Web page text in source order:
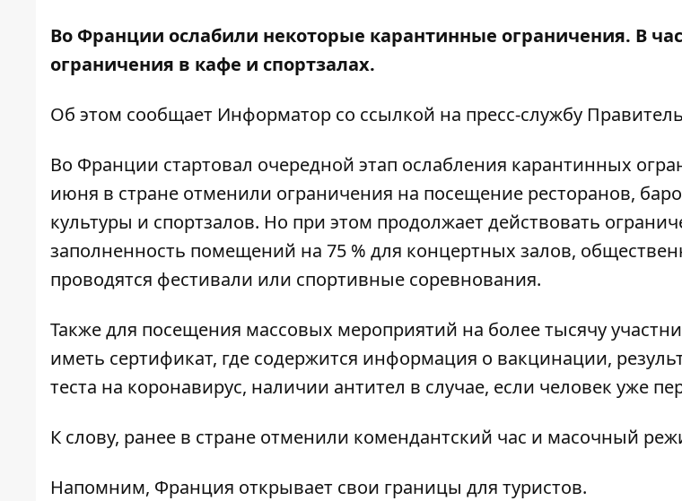
Во Франции ослабили некоторые карантинные ограничения. В
ограничения в кафе и спортзалах.
Об этом сообщает Информатор со ссылкой на пресс-службу
Во Франции стартовал очередной этап ослабления карантинных
июня в стране отменили ограничения на посещение ресторанов,
культуры и спортзалов. Но при этом продолжает действовать
заполненность помещений на 75 % для концертных залов,
проводятся фестивали или спортивные соревнования.
Также для посещения массовых мероприятий на более тысячу
иметь сертификат, где содержится информация о вакцинации,
теста на коронавирус, наличии антител в случае, если человек уже
К слову, ранее в стране отменили комендантский час и масочный
Напомним, Франция открывает свои границы для туристов.